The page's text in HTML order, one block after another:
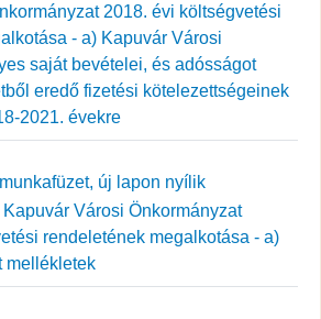
2018. évi költségvetési
- a) Kapuvár Városi
saját bevételei, és adósságot
eredő fizetési kötelezettségeinek
2021. évekre
Városi Önkormányzat
rendeletének megalkotása - a)
mellékletek